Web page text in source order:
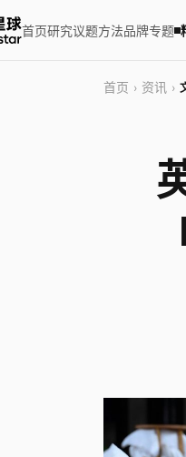
首页研究议题方法品牌专题
首页 › 资讯 ›